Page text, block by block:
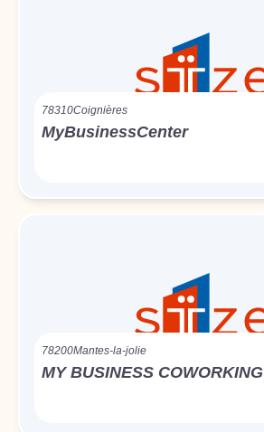
78310Coignières
MyBusinessCenter
78200Mantes-la-jolie
MY BUSINESS COWORKING